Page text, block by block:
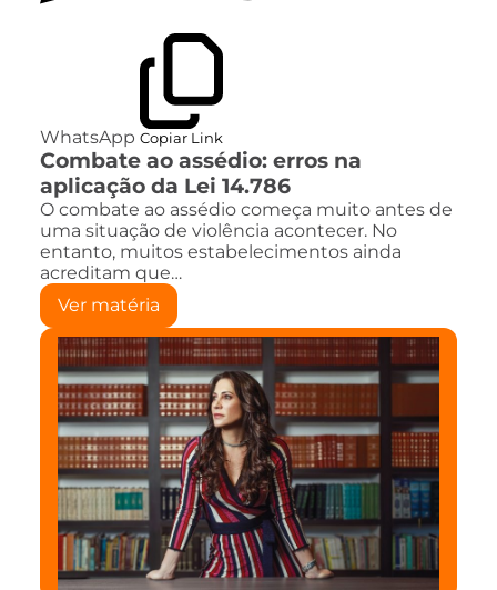
WhatsApp Copiar Link
Combate ao assédio: erros na
aplicação da Lei 14.786
O combate ao assédio começa muito antes de
uma situação de violência acontecer. No
entanto, muitos estabelecimentos ainda
acreditam que…
Ver matéria